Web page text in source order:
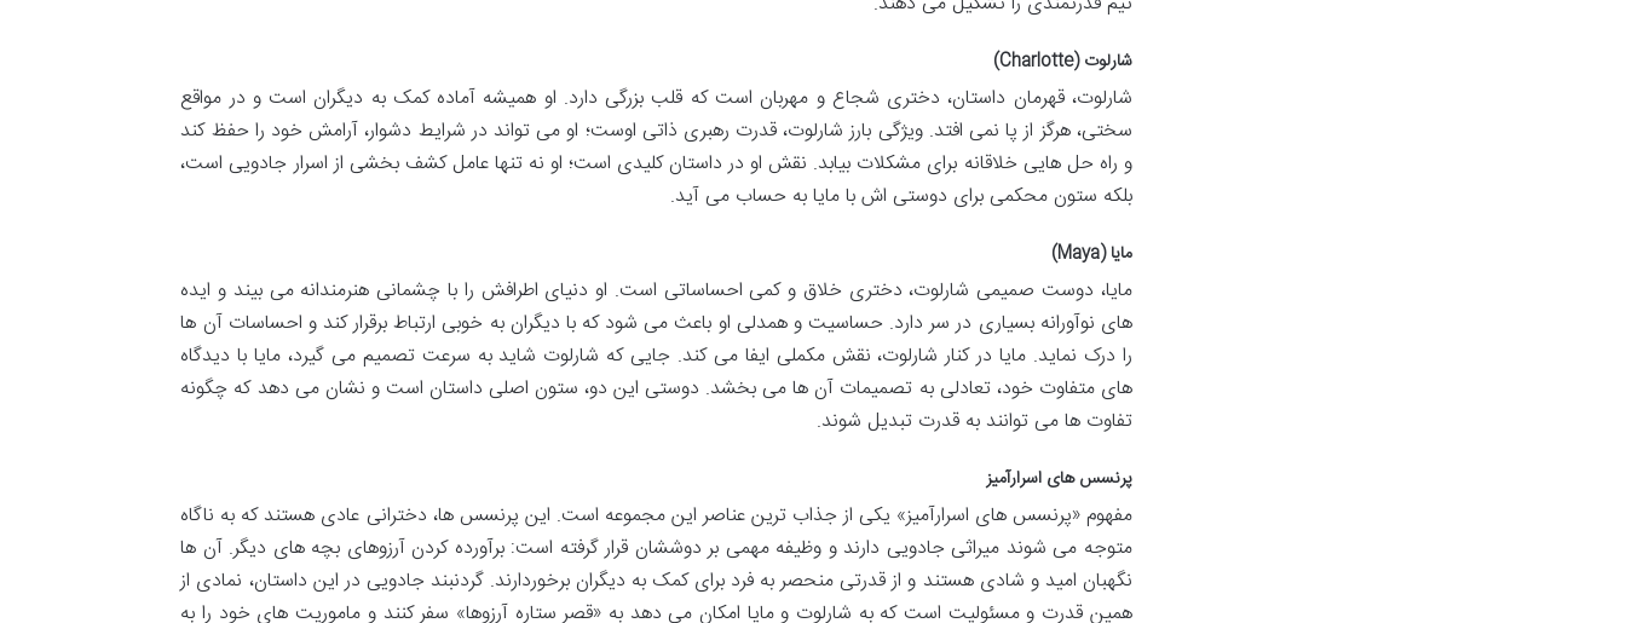
شارلوت (Charlotte)
شارلوت، قهرمان داستان، دختری شجاع و مهربان است که قلب بزرگی دارد. او همیشه آماده کمک به دیگران است و در مواقع
سختی، هرگز از پا نمی افتد. ویژگی بارز شارلوت، قدرت رهبری ذاتی اوست؛ او می تواند در شرایط دشوار، آرامش خود را حفظ کند
و راه حل هایی خلاقانه برای مشکلات بیابد. نقش او در داستان کلیدی است؛ او نه تنها عامل کشف بخشی از اسرار جادویی است،
بلکه ستون محکمی برای دوستی اش با مایا به حساب می آید.
مایا (Maya)
مایا، دوست صمیمی شارلوت، دختری خلاق و کمی احساساتی است. او دنیای اطرافش را با چشمانی هنرمندانه می بیند و ایده
های نوآورانه بسیاری در سر دارد. حساسیت و همدلی او باعث می شود که با دیگران به خوبی ارتباط برقرار کند و احساسات آن ها
را درک نماید. مایا در کنار شارلوت، نقش مکملی ایفا می کند. جایی که شارلوت شاید به سرعت تصمیم می گیرد، مایا با دیدگاه
های متفاوت خود، تعادلی به تصمیمات آن ها می بخشد. دوستی این دو، ستون اصلی داستان است و نشان می دهد که چگونه
تفاوت ها می توانند به قدرت تبدیل شوند.
پرنسس های اسرارآمیز
مفهوم «پرنسس های اسرارآمیز» یکی از جذاب ترین عناصر این مجموعه است. این پرنسس ها، دخترانی عادی هستند که به ناگاه
متوجه می شوند میراثی جادویی دارند و وظیفه مهمی بر دوششان قرار گرفته است: برآورده کردن آرزوهای بچه های دیگر. آن ها
نگهبان امید و شادی هستند و از قدرتی منحصر به فرد برای کمک به دیگران برخوردارند. گردنبند جادویی در این داستان، نمادی از
همین قدرت و مسئولیت است که به شارلوت و مایا امکان می دهد به «قصر ستاره آرزوها» سفر کنند و ماموریت های خود را به